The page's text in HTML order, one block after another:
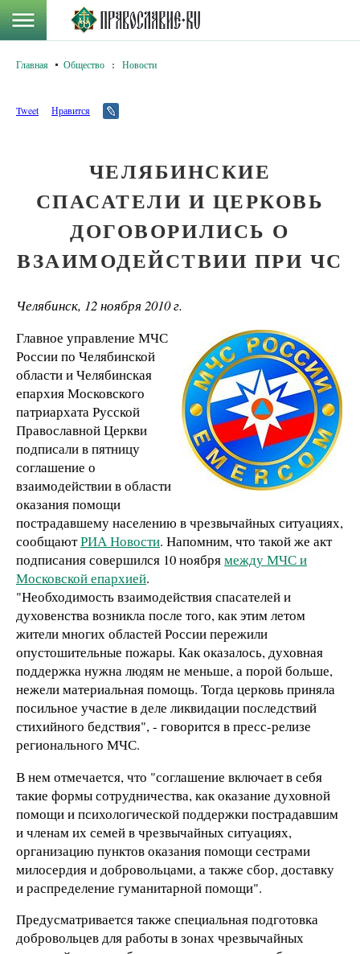
Главная Общество : Новости
Tweet Нравится
ЧЕЛЯБИНСКИЕ
СПАСАТЕЛИ И ЦЕРКОВЬ
ДОГОВОРИЛИСЬ О
ВЗАИМОДЕЙСТВИИ ПРИ ЧС
Челябинск, 12 ноября 2010 г.
Главное управление МЧС
России по Челябинской
области и Челябинская
епархия Московского
патриархата Русской
Православной Церкви
подписали в пятницу
соглашение о
взаимодействии в области
оказания помощи
пострадавшему населению в чрезвычайных ситуациях,
сообщаютРИА Новости. Напомним, что такой же акт
подписания совершился 10 ноябрямежду МЧС и
Московской епархией.
"Необходимость взаимодействия спасателей и
духовенства возникла после того, как этим летом
жители многих областей России пережили
опустошительные пожары. Как оказалось, духовная
поддержка нужна людям не меньше, а порой больше,
нежели материальная помощь. Тогда церковь приняла
посильное участие в деле ликвидации последствий
стихийного бедствия", - говорится в пресс-релизе
регионального МЧС.
В нем отмечается, что "соглашение включает в себя
такие формы сотрудничества, как оказание духовной
помощи и психологической поддержки пострадавшим
и членам их семей в чрезвычайных ситуациях,
организацию пунктов оказания помощи сестрами
милосердия и добровольцами, а также сбор, доставку
и распределение гуманитарной помощи".
Предусматривается также специальная подготовка
добровольцев для работы в зонах чрезвычайных